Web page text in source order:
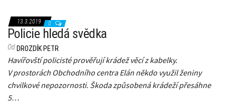
13.3.2019 0
Policie hledá svědka
Od DROZDÍK PETR
Havířovští policisté prověřují krádež věcí z kabelky.
V prostorách Obchodního centra Elán někdo využil ženiny
chvilkové nepozornosti. Škoda způsobená krádeží přesáhne
5…